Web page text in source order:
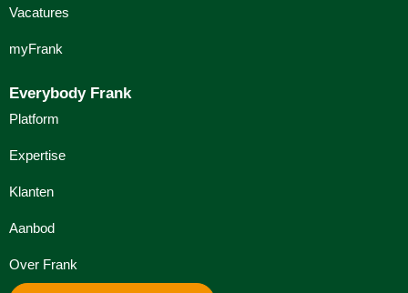
Vacatures
myFrank
Everybody Frank
Platform
Expertise
Klanten
Aanbod
Over Frank